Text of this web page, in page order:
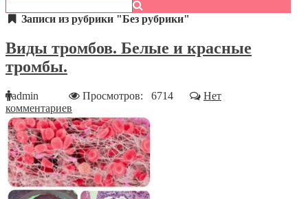
Записи из рубрики "Без рубрики"
Виды тромбов. Белые и красные
тромбы.
admin Просмотров: 6714
Нет
комментариев